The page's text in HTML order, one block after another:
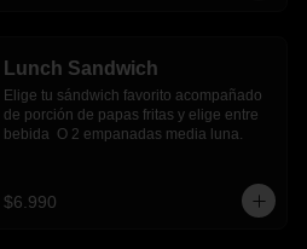
Lunch Sandwich
Elige tu sándwich favorito acompañado
de porción de papas fritas y elige entre
bebida  O 2 empanadas media luna.
$6.990